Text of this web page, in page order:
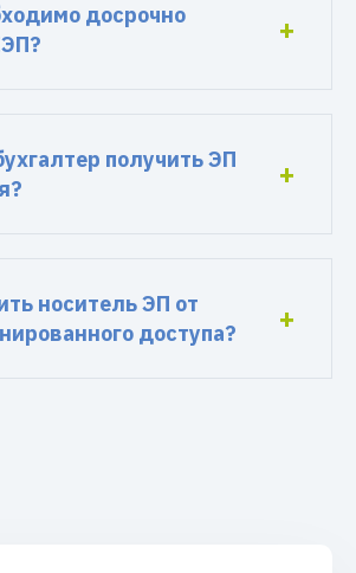
досрочно
получить ЭП
носитель ЭП от
доступа?